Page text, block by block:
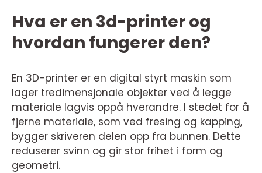
Hva er en 3d-printer og
hvordan fungerer den?
En 3D-printer er en digital styrt maskin som
lager tredimensjonale objekter ved å legge
materiale lagvis oppå hverandre. I stedet for å
fjerne materiale, som ved fresing og kapping,
bygger skriveren delen opp fra bunnen. Dette
reduserer svinn og gir stor frihet i form og
geometri.